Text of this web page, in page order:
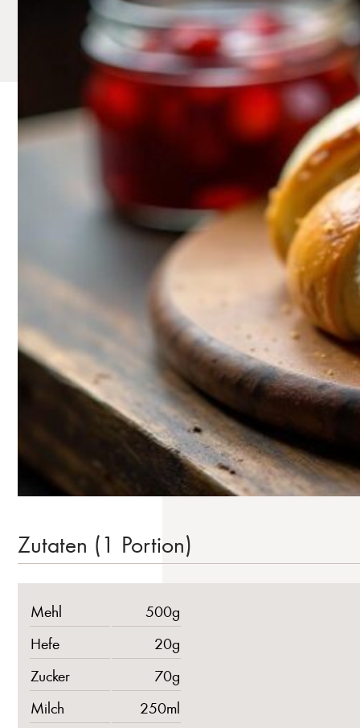
Zutaten (1 Portion)
Mehl
500g
Hefe
20g
Zucker
70g
Milch
250ml